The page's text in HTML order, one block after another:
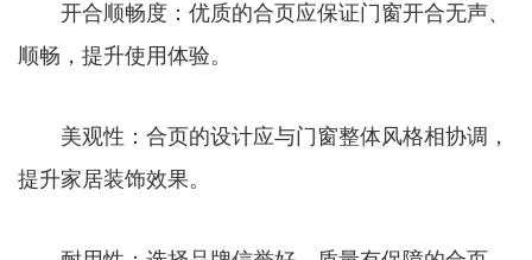
开合顺畅度：优质的合页应保证门窗开合无声、
顺畅，提升使用体验。
美观性：合页的设计应与门窗整体风格相协调，
提升家居装饰效果。